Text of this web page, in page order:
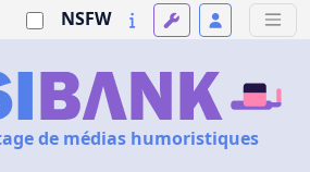
NSFW
de médias humoristiques